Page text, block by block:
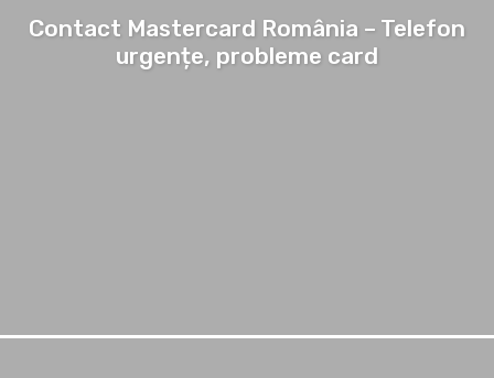
Contact Mastercard România – Telefon
urgențe, probleme card